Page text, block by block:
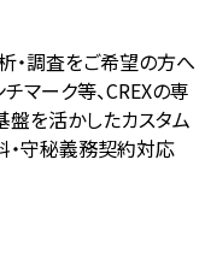
・調査をご希望の方へ
マーク等、CREXの専
盤を活かしたカスタム
・守秘義務契約対応